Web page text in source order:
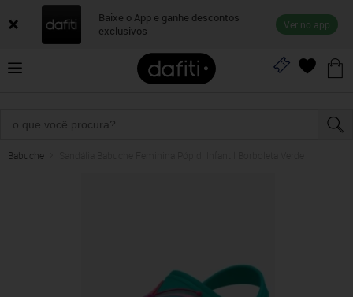
Baixe o App e ganhe descontos
exclusivos
Ver no app
Babuche